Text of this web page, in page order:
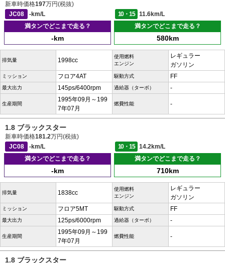
新車時価格197万円(税抜)
JC08
-km/L 10・15
11.6km/L
満タンでどこまで走る？
-km
満タンでどこまで走る？
580km
排気量 1998cc
使用燃料
エンジン
レギュラー
ガソリン
ミッション フロア4AT 駆動方式 FF
最大出力 145ps/6400rpm 過給器（ターボ） -
生産期間
1995年09月～199
7年07月
燃費性能 -
1.8 ブラックスター
新車時価格181.2万円(税抜)
JC08
-km/L 10・15
14.2km/L
満タンでどこまで走る？
-km
満タンでどこまで走る？
710km
排気量 1838cc
使用燃料
エンジン
レギュラー
ガソリン
ミッション フロア5MT 駆動方式 FF
最大出力 125ps/6000rpm 過給器（ターボ） -
生産期間
1995年09月～199
7年07月
燃費性能 -
1.8 ブラックスター